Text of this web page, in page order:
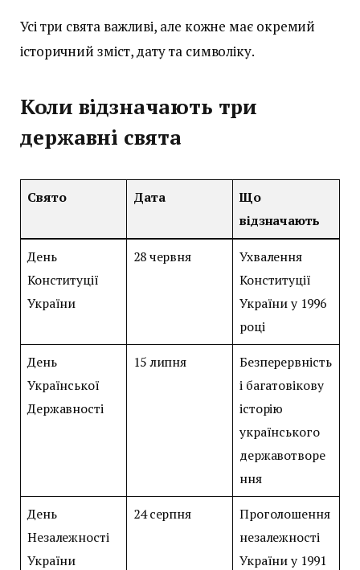
Усі три свята важливі, але кожне має окремий
історичний зміст, дату та символіку.
Коли відзначають три
державні свята
Свято Дата
Що
відзначають
День
Конституції
України
28 червня
Ухвалення
Конституції
України у 1996
році
День
Української
Державності
15 липня
Безперервність
і багатовікову
історію
українського
державотворе
ння
День
Незалежності
України
24 серпня
Проголошення
незалежності
України у 1991